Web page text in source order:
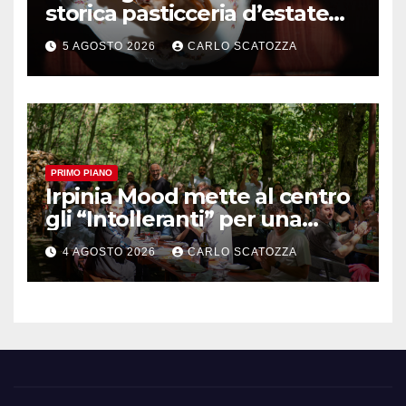
storica pasticceria d’estate
ma il top rimane la
sfogliatella, in diretta da
Pintauro
5 AGOSTO 2026 CARLO SCATOZZA
PRIMO PIANO
Irpinia Mood mette al centro
gli “Intolleranti” per una
rivoluzione sostenibile del
cibo
4 AGOSTO 2026 CARLO SCATOZZA